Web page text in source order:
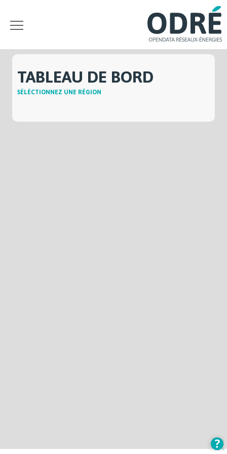
TABLEAU DE BORD
SÉLÉCTIONNEZ UNE RÉGION